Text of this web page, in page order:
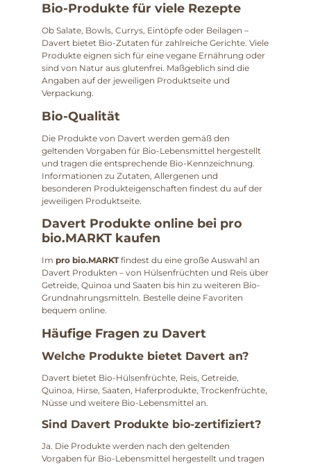
Bio-Produkte für viele Rezepte
Ob Salate, Bowls, Currys, Eintöpfe oder Beilagen –
Davert bietet Bio-Zutaten für zahlreiche Gerichte. Viele
Produkte eignen sich für eine vegane Ernährung oder
sind von Natur aus glutenfrei. Maßgeblich sind die
Angaben auf der jeweiligen Produktseite und
Verpackung.
Bio-Qualität
Die Produkte von Davert werden gemäß den
geltenden Vorgaben für Bio-Lebensmittel hergestellt
und tragen die entsprechende Bio-Kennzeichnung.
Informationen zu Zutaten, Allergenen und
besonderen Produkteigenschaften findest du auf der
jeweiligen Produktseite.
Davert Produkte online bei pro
bio.MARKT kaufen
Im pro bio.MARKTfindest du eine große Auswahl an
Davert Produkten – von Hülsenfrüchten und Reis über
Getreide, Quinoa und Saaten bis hin zu weiteren Bio-
Grundnahrungsmitteln. Bestelle deine Favoriten
bequem online.
Häufige Fragen zu Davert
Welche Produkte bietet Davert an?
Davert bietet Bio-Hülsenfrüchte, Reis, Getreide,
Quinoa, Hirse, Saaten, Haferprodukte, Trockenfrüchte,
Nüsse und weitere Bio-Lebensmittel an.
Sind Davert Produkte bio-zertifiziert?
Ja. Die Produkte werden nach den geltenden
Vorgaben für Bio-Lebensmittel hergestellt und tragen